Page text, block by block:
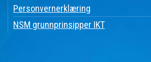
Personvernerklæring
NSM grunnprinsipper IKT